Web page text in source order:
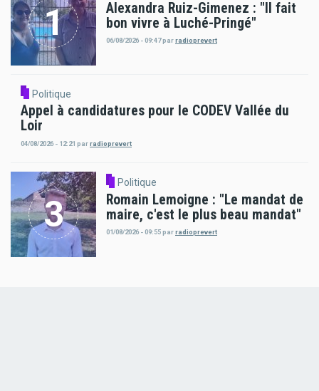
Alexandra Ruiz-Gimenez : "Il fait
bon vivre à Luché-Pringé"
06/08/2026 - 09:47parradioprevert
Politique
Appel à candidatures pour le CODEV Vallée du
Loir
04/08/2026 - 12:21 parradioprevert
Politique
Romain Lemoigne : "Le mandat de
maire, c'est le plus beau mandat"
01/08/2026 - 09:55parradioprevert